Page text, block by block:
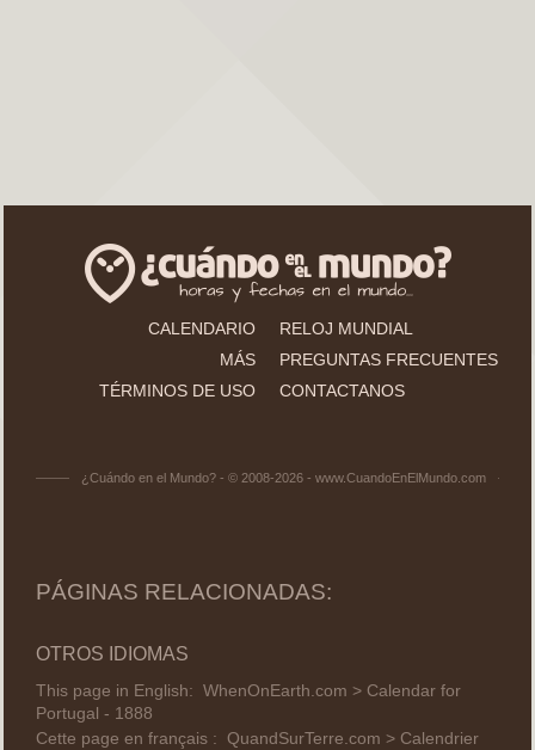
CALENDARIO
RELOJ MUNDIAL
MÁS
PREGUNTAS FRECUENTES
TÉRMINOS DE USO
CONTACTANOS
¿Cuándo en el Mundo? - © 2008-2026 - www.CuandoEnElMundo.com
PÁGINAS RELACIONADAS:
OTROS IDIOMAS
This page in English: WhenOnEarth.com > Calendar for
Portugal - 1888
Cette page en français : QuandSurTerre.com > Calendrier